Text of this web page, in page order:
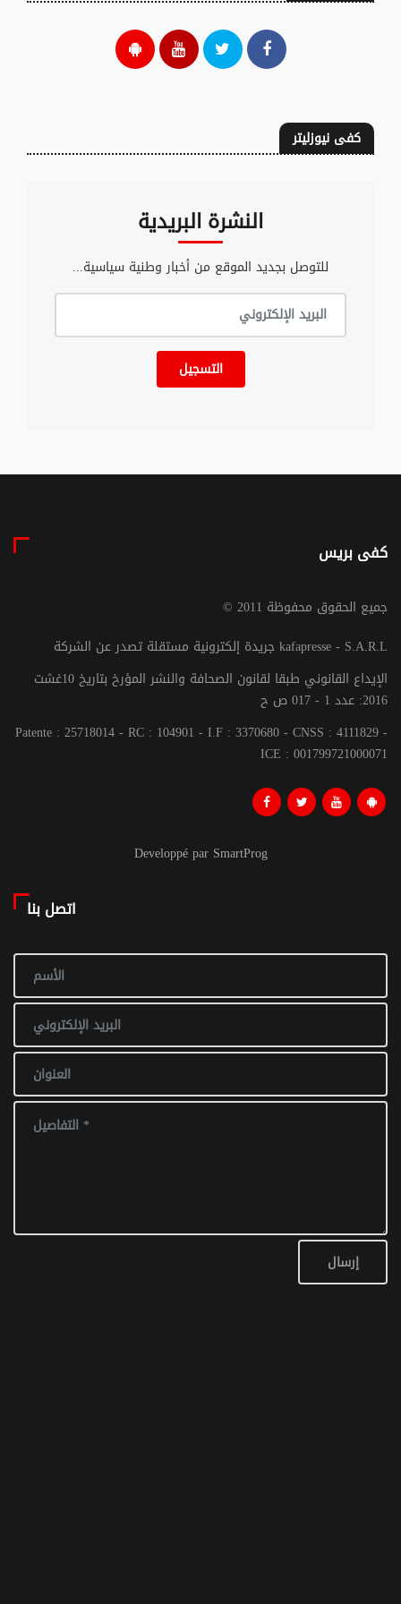
كفى نيوزليتر
النشرة البريدية
للتوصل بجديد الموقع من أخبار وطنية سياسية...
التسجيل
كفى بريس
© جميع الحقوق محفوظة 2011
جريدة إلكترونية مستقلة تصدر عن الشركة kafapresse - S.A.R.L
الإيداع القانوني طبقا لقانون الصحافة والنشر المؤرخ بتاريخ 10غشت
2016: عدد 1 - 017 ص ح
Patente : 25718014 - RC : 104901 - I.F : 3370680 - CNSS : 4111829 -
ICE : 001799721000071
Developpé par SmartProg
اتصل بنا